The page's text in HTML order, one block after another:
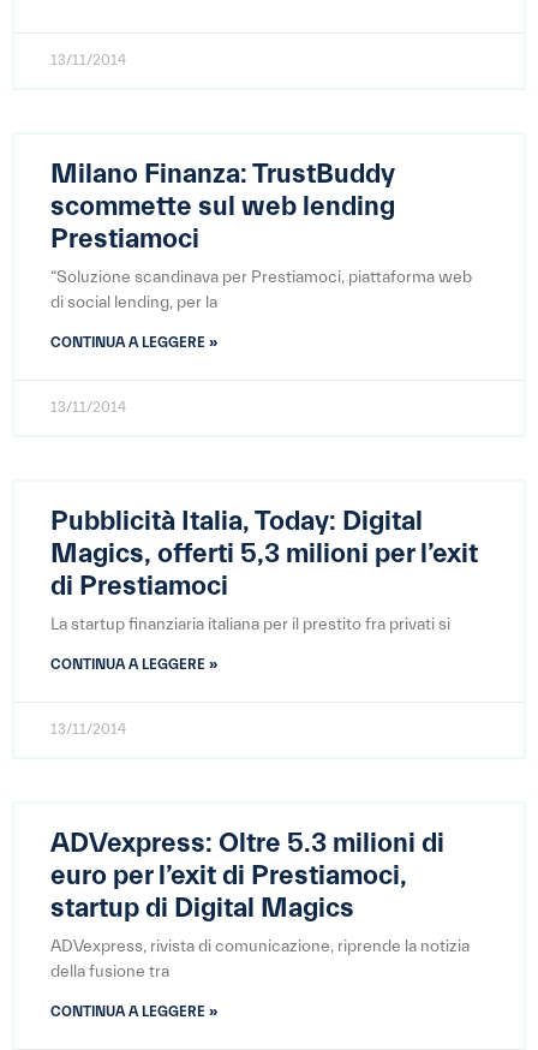
13/11/2014
Milano Finanza: TrustBuddy
scommette sul web lending
Prestiamoci
“Soluzione scandinava per Prestiamoci, piattaforma web
di social lending, per la
CONTINUA A LEGGERE »
13/11/2014
Pubblicità Italia, Today: Digital
Magics, offerti 5,3 milioni per l’exit
di Prestiamoci
La startup finanziaria italiana per il prestito fra privati si
CONTINUA A LEGGERE »
13/11/2014
ADVexpress: Oltre 5.3 milioni di
euro per l’exit di Prestiamoci,
startup di Digital Magics
ADVexpress, rivista di comunicazione, riprende la notizia
della fusione tra
CONTINUA A LEGGERE »